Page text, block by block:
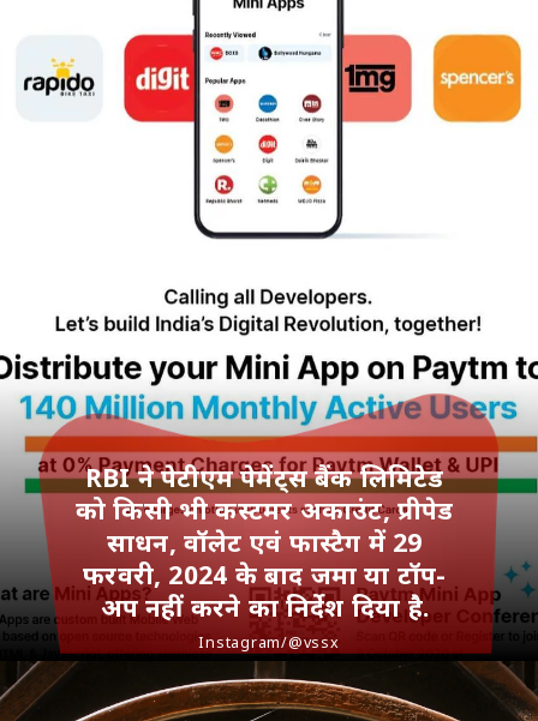
RBI ने पेटीएम पेमेंट्स बैंक लिमिटेड
को किसी भी कस्‍टमर अकाउंट, प्रीपेड
साधन, वॉलेट एवं फास्टैग में 29
फरवरी, 2024 के बाद जमा या टॉप-
अप नहीं करने का निर्देश दिया है.
Instagram/@vssx